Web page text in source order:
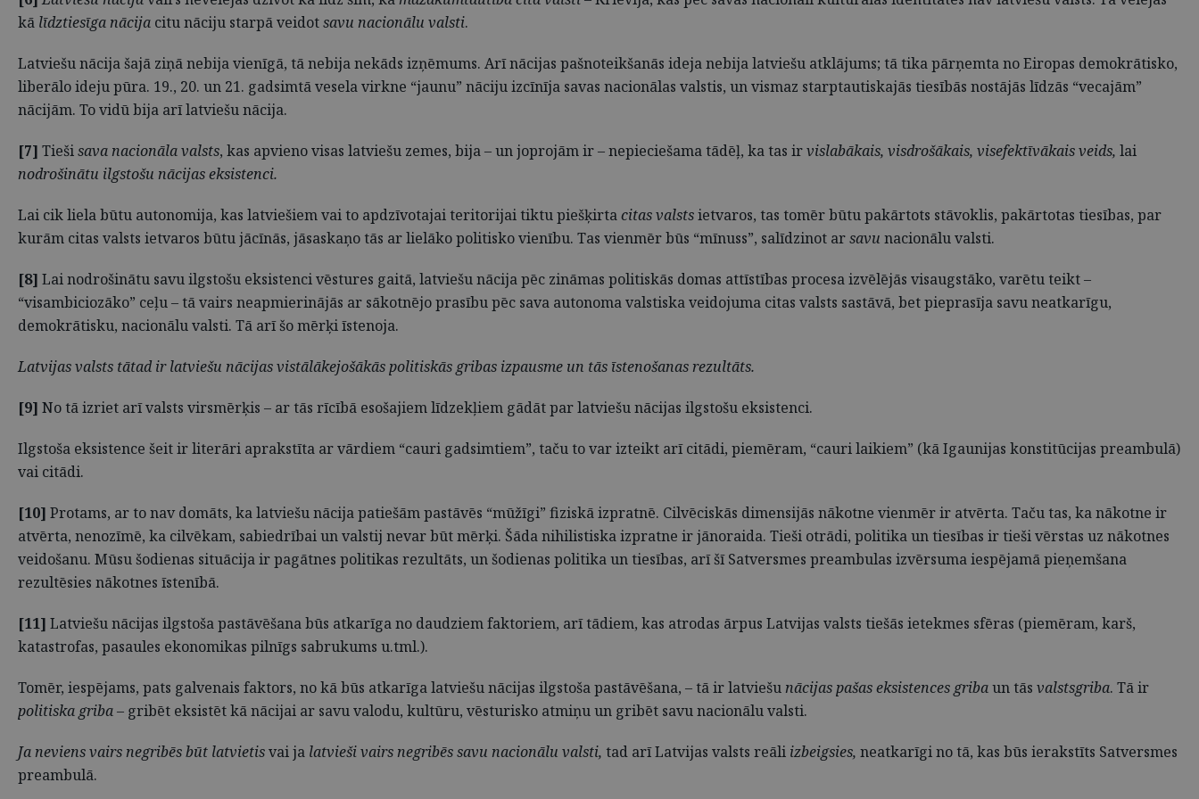
kā līdztiesīga nācija citu nāciju starpā veidotsavu nacionālu valsti.
Latviešu nācija šajā ziņā nebija vienīgā, tā nebija nekāds izņēmums. Arī nācijas pašnoteikšanās ideja nebija latviešu atklājums; tā tika pārņemta no Eiropas demokrātisko,
liberālo ideju pūra. 19., 20. un 21. gadsimtā vesela virkne “jaunu” nāciju izcīnīja savas nacionālas valstis, un vismaz starptautiskajās tiesībās nostājās līdzās “vecajām”
nācijām. To vidū bija arī latviešu nācija.
[7] Tiešisava nacionāla valsts, kas apvieno visas latviešu zemes, bija – un joprojām ir – nepieciešama tādēļ, ka tas irvislabākais, visdrošākais, visefektīvākais veids, lai
nodrošinātu ilgstošu nācijas eksistenci.
Lai cik liela būtu autonomija, kas latviešiem vai to apdzīvotajai teritorijai tiktu piešķirtacitas valstsietvaros, tas tomēr būtu pakārtots stāvoklis, pakārtotas tiesības, par
kurām citas valsts ietvaros būtu jācīnās, jāsaskaņo tās ar lielāko politisko vienību. Tas vienmēr būs “mīnuss”, salīdzinot arsavu nacionālu valsti.
[8] Lai nodrošinātu savu ilgstošu eksistenci vēstures gaitā, latviešu nācija pēc zināmas politiskās domas attīstības procesa izvēlējās visaugstāko, varētu teikt –
“visambiciozāko” ceļu – tā vairs neapmierinājās ar sākotnējo prasību pēc sava autonoma valstiska veidojuma citas valsts sastāvā, bet pieprasīja savu neatkarīgu,
demokrātisku, nacionālu valsti. Tā arī šo mērķi īstenoja.
Latvijas valsts tātad ir latviešu nācijas vistālākejošākās politiskās gribas izpausme un tās īstenošanas rezultāts.
[9] No tā izriet arī valsts virsmērķis – ar tās rīcībā esošajiem līdzekļiem gādāt par latviešu nācijas ilgstošu eksistenci.
Ilgstoša eksistence šeit ir literāri aprakstīta ar vārdiem “cauri gadsimtiem”, taču to var izteikt arī citādi, piemēram, “cauri laikiem” (kā Igaunijas konstitūcijas preambulā)
vai citādi.
[10] Protams, ar to nav domāts, ka latviešu nācija patiešām pastāvēs “mūžīgi” fiziskā izpratnē. Cilvēciskās dimensijās nākotne vienmēr ir atvērta. Taču tas, ka nākotne ir
atvērta, nenozīmē, ka cilvēkam, sabiedrībai un valstij nevar būt mērķi. Šāda nihilistiska izpratne ir jānoraida. Tieši otrādi, politika un tiesības ir tieši vērstas uz nākotnes
veidošanu. Mūsu šodienas situācija ir pagātnes politikas rezultāts, un šodienas politika un tiesības, arī šī Satversmes preambulas izvērsuma iespējamā pieņemšana
rezultēsies nākotnes īstenībā.
[11] Latviešu nācijas ilgstoša pastāvēšana būs atkarīga no daudziem faktoriem, arī tādiem, kas atrodas ārpus Latvijas valsts tiešās ietekmes sfēras (piemēram, karš,
katastrofas, pasaules ekonomikas pilnīgs sabrukums u.tml.).
Tomēr, iespējams, pats galvenais faktors, no kā būs atkarīga latviešu nācijas ilgstoša pastāvēšana, – tā ir latviešunācijas pašas eksistences gribaun tās valstsgriba. Tā ir
politiska griba– gribēt eksistēt kā nācijai ar savu valodu, kultūru, vēsturisko atmiņu un gribēt savu nacionālu valsti.
Ja neviens vairs negribēs būt latvietisvai ja latvieši vairs negribēs savu nacionālu valsti, tad arī Latvijas valsts reāli izbeigsies, neatkarīgi no tā, kas būs ierakstīts Satversmes
preambulā.